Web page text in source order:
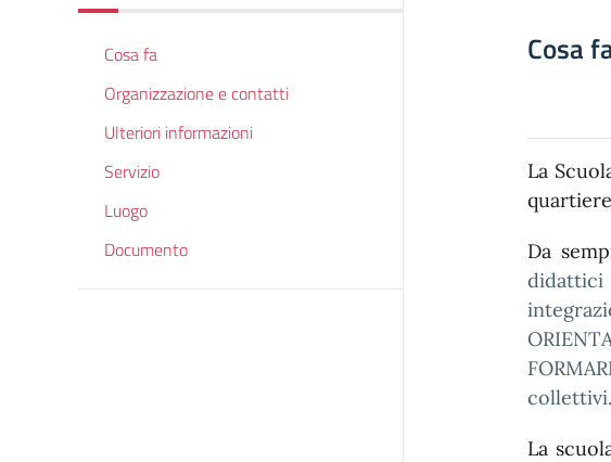
Cosa fa
Organizzazione e contatti
Ulteriori informazioni
Servizio
Luogo
Documento
Cosa
La
quartiere
Da
didattici
collettivi.
La